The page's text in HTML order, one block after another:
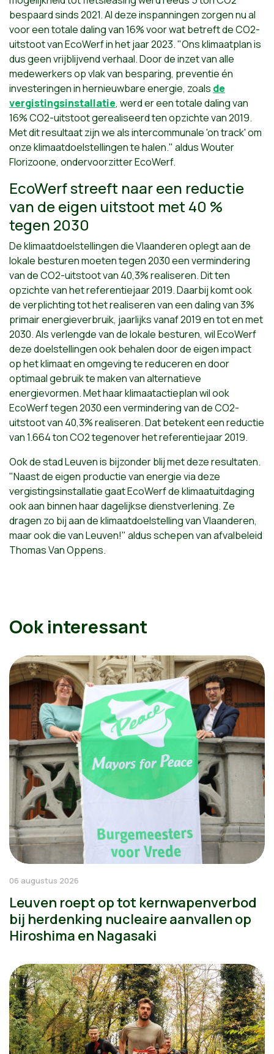
bespaard sinds 2021. Al deze inspanningen zorgen nu al
voor een totale daling van 16% voor wat betreft de CO2-
uitstoot van EcoWerf in het jaar 2023. "Ons klimaatplan is
dus geen vrijblijvend verhaal. Door de inzet van alle
medewerkers op vlak van besparing, preventie én
investeringen in hernieuwbare energie, zoals de
vergistingsinstallatie, werd er een totale daling van
16% CO2-uitstoot gerealiseerd ten opzichte van 2019.
Met dit resultaat zijn we als intercommunale 'on track' om
onze klimaatdoelstellingen te halen." aldus Wouter
Florizoone, ondervoorzitter EcoWerf.
EcoWerf streeft naar een reductie
van de eigen uitstoot met 40 %
tegen 2030
De klimaatdoelstellingen die Vlaanderen oplegt aan de
lokale besturen moeten tegen 2030 een vermindering
van de CO2-uitstoot van 40,3% realiseren. Dit ten
opzichte van het referentiejaar 2019. Daarbij komt ook
de verplichting tot het realiseren van een daling van 3%
primair energieverbruik, jaarlijks vanaf 2019 en tot en met
2030. Als verlengde van de lokale besturen, wil EcoWerf
deze doelstellingen ook behalen door de eigen impact
op het klimaat en omgeving te reduceren en door
optimaal gebruik te maken van alternatieve
energievormen. Met haar klimaatactieplan wil ook
EcoWerf tegen 2030 een vermindering van de CO2-
uitstoot van 40,3% realiseren. Dat betekent een reductie
van 1.664 ton CO2 tegenover het referentiejaar 2019.
Ook de stad Leuven is bijzonder blij met deze resultaten.
"Naast de eigen productie van energie via deze
vergistingsinstallatie gaat EcoWerf de klimaatuitdaging
ook aan binnen haar dagelijkse dienstverlening. Ze
dragen zo bij aan de klimaatdoelstelling van Vlaanderen,
maar ook die van Leuven!" aldus schepen van afvalbeleid
Thomas Van Oppens.
Ook interessant
06 augustus 2026
Leuven roept op tot kernwapenverbod
bij herdenking nucleaire aanvallen op
Hiroshima en Nagasaki